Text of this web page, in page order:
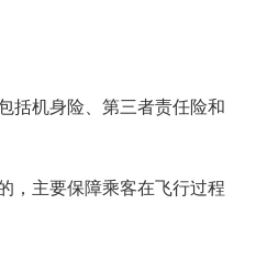
括机身险、第三者责任险和
，主要保障乘客在飞行过程